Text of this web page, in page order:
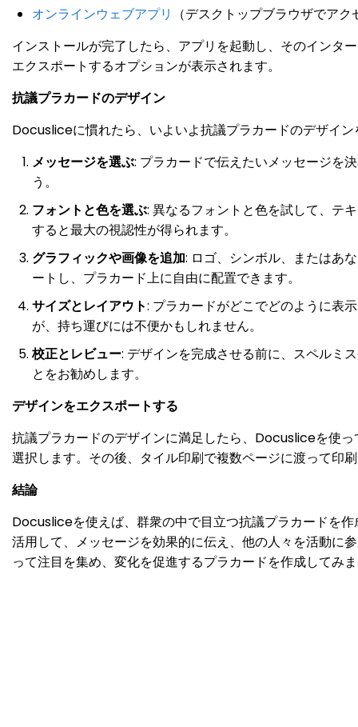
オンラインウェブアプリ
（デスクトップブラウザでアク
インストールが完了したら、アプリを起動し、そのインタ
エクスポートするオプションが表示されます。
抗議プラカードのデザイン
Docusliceに慣れたら、いよいよ抗議プラカードのデザイ
メッセージを選ぶ: プラカードで伝えたいメッセージを
う。
フォントと色を選ぶ: 異なるフォントと色を試して、テ
すると最大の視認性が得られます。
グラフィックや画像を追加: ロゴ、シンボル、またはあ
ートし、プラカード上に自由に配置できます。
サイズとレイアウト: プラカードがどこでどのように表
が、持ち運びには不便かもしれません。
校正とレビュー: デザインを完成させる前に、スペルミ
とをお勧めします。
デザインをエクスポートする
抗議プラカードのデザインに満足したら、Docusliceを使
選択します。その後、タイル印刷で複数ページに渡って印
結論
Docusliceを使えば、群衆の中で目立つ抗議プラカードを
活用して、メッセージを効果的に伝え、他の人々を活動に
って注目を集め、変化を促進するプラカードを作成してみ